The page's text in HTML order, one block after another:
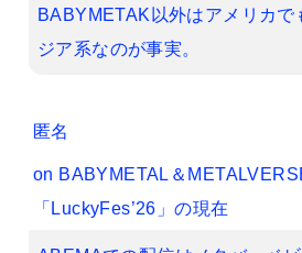
BABYMETAK以外はアメリカで
ジア系なのが事実。
匿名
on BABYMETAL＆
「LuckyFes’26」の現在